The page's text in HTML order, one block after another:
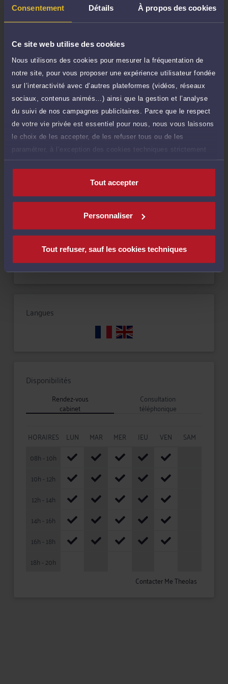
Consentement Détails À propos des cookies
Ce site web utilise des cookies
Nous utilisons des cookies pour mesurer la fréquentation de
notre site, pour vous proposer une expérience utilisateur fondée
sur l’interactivité avec d’autres plateformes (vidéos, réseaux
sociaux, contenus animés…) ainsi que la gestion et l’analyse
du suivi de nos campagnes publicitaires. Parce que le respect
de votre vie privée est essentiel pour nous, nous vous laissons
le choix de les accepter, de les refuser tous ou de les
paramétrer, à l’exception des cookies techniques strictement
nécessaires au fonctionnement du site.
Tout accepter
Personnaliser
Tout refuser, sauf les cookies techniques
de 1.000 caractères)
Consultation écrite
Etude de votre dossier + possibilité
d'ajout d'une pièce jointe
300 €
TTC
Consulter par écrit
Voir sa Grille indicative des Honoraires
Compétences
Droit de la propriété intellectuelle
Droit commercial, des affaires et de la concurrence
Langues
Disponibilités
Rendez-vous
cabinet
Consultation
téléphonique
HORAIRES LUN MAR MER JEU VEN
SAM
08h - 10h
10h - 12h
12h - 14h
14h - 16h
16h - 18h
18h - 20h
Contacter Me Theolas